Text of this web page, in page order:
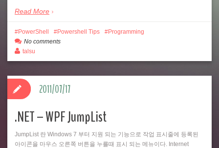
Read More
PowerShell Powershell Tips
Programming
No comments
talsu
.NET – WPF JumpList
JumpList 란 Windows 7 부터 지원 되는 기능으로 작업 표시줄에 등록된
아이콘을 마우스 오른쪽 버튼을 누를때 표시 되는 메뉴이다. Internet
2011/07/17